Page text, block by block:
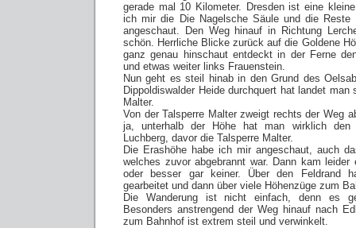
gerade mal 10 Kilometer. Dresden ist eine
ich mir die Die Nagelsche Säule und die Reste
angeschaut. Den Weg hinauf in Richtung
schön. Herrliche Blicke zurück auf die Goldene
ganz genau hinschaut entdeckt in der Ferne
und etwas weiter links Frauenstein.
Nun geht es steil hinab in den Grund des
Dippoldiswalder Heide durchquert hat landet
Malter.
Von der Talsperre Malter zweigt rechts der Weg
ja, unterhalb der Höhe hat man wirklich
Luchberg, davor die Talsperre Malter.
Die Erashöhe habe ich mir angeschaut, auch
welches zuvor abgebrannt war. Dann kam leider
oder besser gar keiner. Über den Feldrand
gearbeitet und dann über viele Höhenzüge zum
Die Wanderung ist nicht einfach, denn es
Besonders anstrengend der Weg hinauf nach
zum Bahnhof ist extrem steil und verwinkelt.